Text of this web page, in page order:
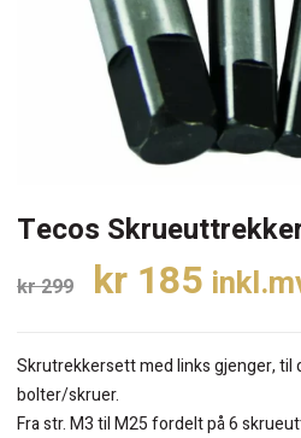
Tecos
kr299 Opprinnelig
var:
kr 299.
kr 185
er:
Skrutrekkersett med links gjenger, til
bolter/skruer.
Fra str. M3 til M25 fordelt på 6